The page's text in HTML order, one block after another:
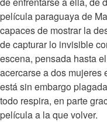
película paraguaya de
capaces de mostrar la
de capturar lo invisible
escena, pensada hasta
acercarse a dos mujeres
está sin embargo
todo respira, en parte
película a la que volver.